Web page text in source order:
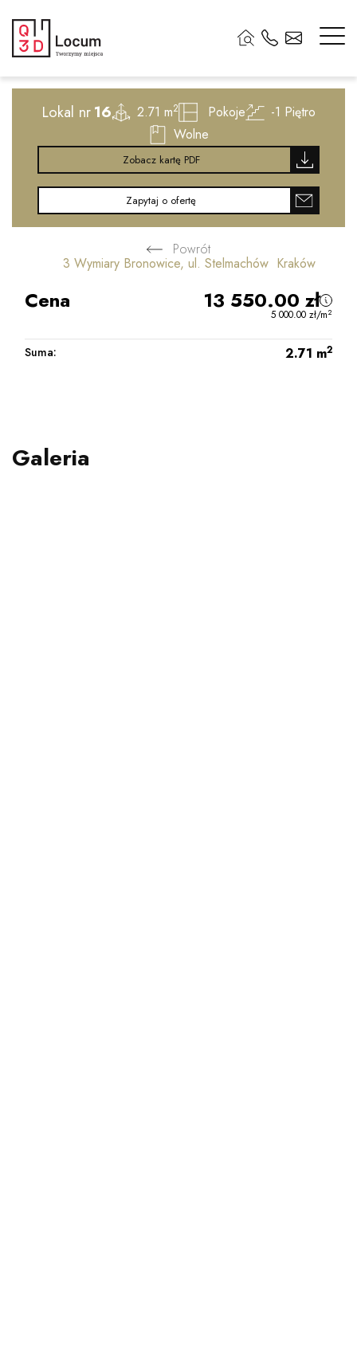
Lokal nr 16 2.71 m2 Pokoje -1 Piętro
Wolne
Zobacz kartę PDF
Zapytaj o ofertę
Powrót
3 Wymiary Bronowice, ul. Stelmachów Kraków
Cena 13 550.00 zł
5 000.00 zł/m2
Suma: 2.71 m2
Galeria
2